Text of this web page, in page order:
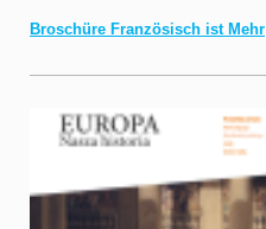
Broschüre Französisch ist Mehr